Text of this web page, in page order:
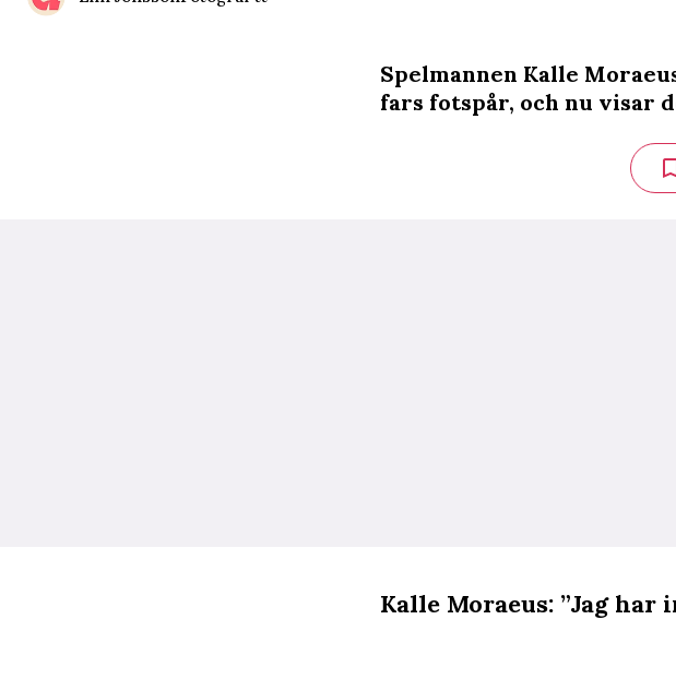
Spelmannen Kalle
fars fotspår, och nu visar
Kalle Moraeus: ”Jag har